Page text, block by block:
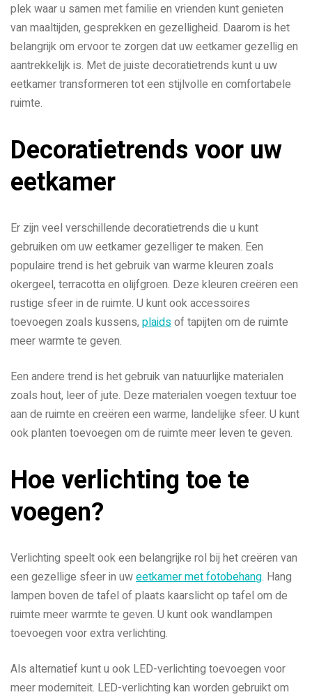
plek waar u samen met familie en vrienden kunt genieten
van maaltijden, gesprekken en gezelligheid. Daarom is het
belangrijk om ervoor te zorgen dat uw eetkamer gezellig en
aantrekkelijk is. Met de juiste decoratietrends kunt u uw
eetkamer transformeren tot een stijlvolle en comfortabele
ruimte.
Decoratietrends voor uw
eetkamer
Er zijn veel verschillende decoratietrends die u kunt
gebruiken om uw eetkamer gezelliger te maken. Een
populaire trend is het gebruik van warme kleuren zoals
okergeel, terracotta en olijfgroen. Deze kleuren creëren een
rustige sfeer in de ruimte. U kunt ook accessoires
toevoegen zoals kussens, plaidsof tapijten om de ruimte
meer warmte te geven.
Een andere trend is het gebruik van natuurlijke materialen
zoals hout, leer of jute. Deze materialen voegen textuur toe
aan de ruimte en creëren een warme, landelijke sfeer. U kunt
ook planten toevoegen om de ruimte meer leven te geven.
Hoe verlichting toe te
voegen?
Verlichting speelt ook een belangrijke rol bij het creëren van
een gezellige sfeer in uweetkamer met fotobehang. Hang
lampen boven de tafel of plaats kaarslicht op tafel om de
ruimte meer warmte te geven. U kunt ook wandlampen
toevoegen voor extra verlichting.
Als alternatief kunt u ook LED-verlichting toevoegen voor
meer moderniteit. LED-verlichting kan worden gebruikt om